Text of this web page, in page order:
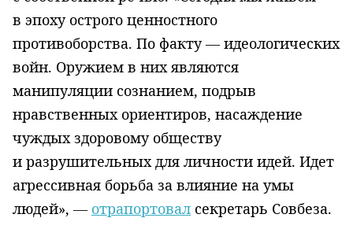
в эпоху острого ценностного
противоборства. По факту — идеологических
войн. Оружием в них являются
манипуляции сознанием, подрыв
нравственных ориентиров, насаждение
чуждых здоровому обществу
и разрушительных для личности идей. Идет
агрессивная борьба за влияние на умы
людей», — отрапортовал секретарь Совбеза.